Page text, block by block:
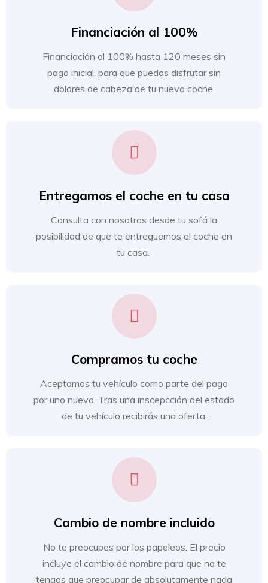
Financiación al 100%
Financiación al 100% hasta 120 meses sin
pago inicial, para que puedas disfrutar sin
dolores de cabeza de tu nuevo coche.
Entregamos el coche en tu casa
Consulta con nosotros desde tu sofá la
posibilidad de que te entreguemos el coche en
tu casa.
Compramos tu coche
Aceptamos tu vehículo como parte del pago
por uno nuevo. Tras una inscepcción del estado
de tu vehículo recibirás una oferta.
Cambio de nombre incluido
No te preocupes por los papeleos. El precio
incluye el cambio de nombre para que no te
tengas que preocupar de absolutamente nada